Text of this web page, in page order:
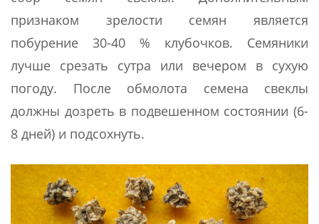
признаком зрелости семян является
побурение 30-40 % клубочков. Семяники
лучше срезать сутра или вечером в сухую
погоду. После обмолота семена свеклы
должны дозреть в подвешенном состоянии (6-
8 дней) и подсохнуть.